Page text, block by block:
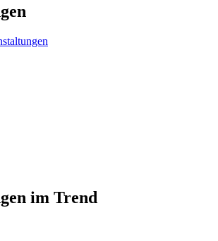
im Trend